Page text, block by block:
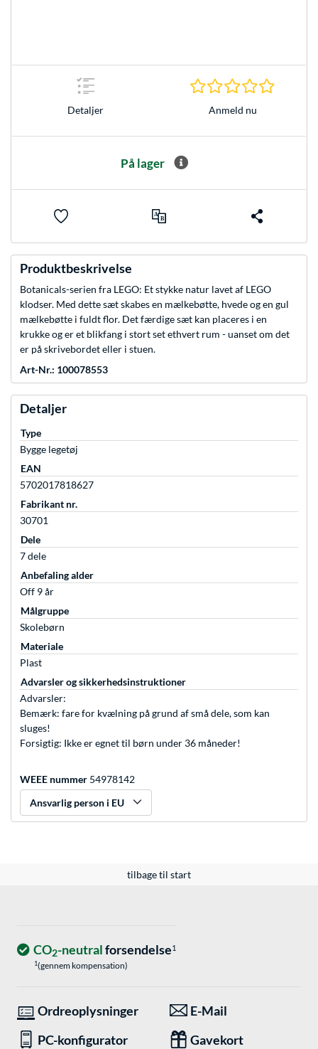
Detaljer Anmeld nu
På lager
Produktbeskrivelse
Botanicals-serien fra LEGO: Et stykke natur lavet af LEGO
klodser. Med dette sæt skabes en mælkebøtte, hvede og en gul
mælkebøtte i fuldt flor. Det færdige sæt kan placeres i en
krukke og er et blikfang i stort set ethvert rum - uanset om det
er på skrivebordet eller i stuen.
Art-Nr.: 100078553
Detaljer
Type
Bygge legetøj
EAN
5702017818627
Fabrikant nr.
30701
Dele
7 dele
Anbefaling alder
Off 9 år
Målgruppe
Skolebørn
Materiale
Plast
Advarsler og sikkerhedsinstruktioner
Advarsler:
Bemærk: fare for kvælning på grund af små dele, som kan
sluges!
Forsigtig: Ikke er egnet til børn under 36 måneder!
WEEE nummer 54978142
Ansvarlig person i EU
tilbage til start
CO2-neutralforsendelse1
1(gennem kompensation)
Ordreoplysninger
E-Mail
PC-konfigurator
Gavekort